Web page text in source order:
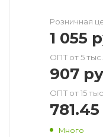
Розничная
1 055
ОПТ от 5 тыс.
907
ОПТ от 15 тыс.
781.45
Много